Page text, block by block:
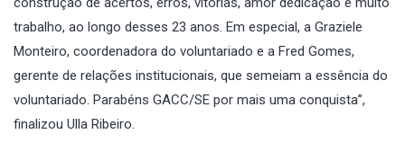
trabalho, ao longo desses 23 anos. Em especial, a Graziele
Monteiro, coordenadora do voluntariado e a Fred Gomes,
gerente de relações institucionais, que semeiam a essência do
voluntariado. Parabéns GACC/SE por mais uma conquista”,
finalizou Ulla Ribeiro.